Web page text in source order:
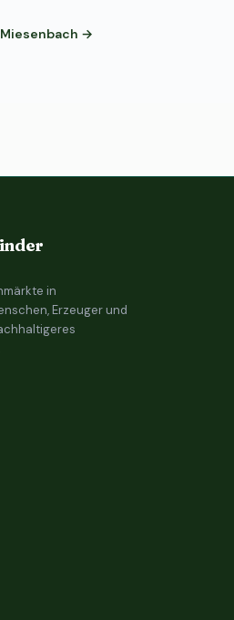
→
in
Erzeuger und